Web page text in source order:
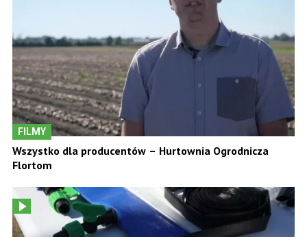
FILMY
Wszystko dla producentów – Hurtownia Ogrodnicza
Flortom